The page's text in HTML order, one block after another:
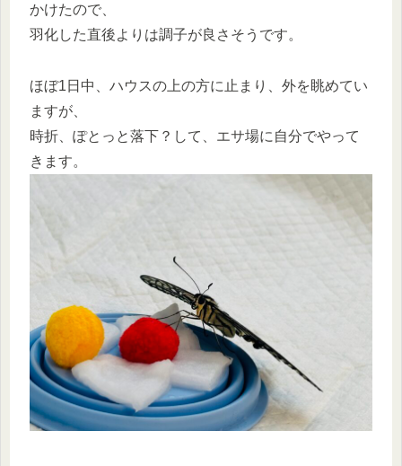
かけたので、
羽化した直後よりは調子が良さそうです。
ほぼ1日中、ハウスの上の方に止まり、外を眺めてい
ますが、
時折、ぽとっと落下？して、エサ場に自分でやって
きます。